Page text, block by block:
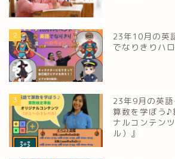
2 23年10月の英
でなりきりハ
3
23年9月の英
算数を学ぼう
ナルコンテン
ル）』